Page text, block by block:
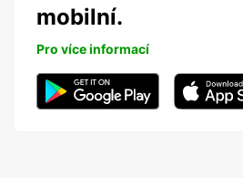
mobilní.
Pro více informací